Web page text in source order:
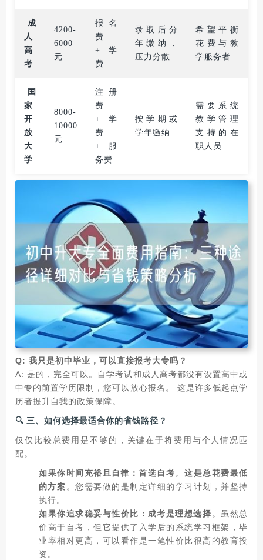
成
人
高
考
4200-
6000
元
报名
费
+学
费
录取后分
年缴纳，
压力分散
希望平衡
花费与教
学服务者
国
家
开
放
大
学
8000-
10000
元
注册
费
+学
费
+服
务费
按学期或
学年缴纳
需要系统
教学管理
支持的在
职人员
Q: 我只是初中毕业，可以直接报考大专吗？
A: 是的，完全可以。自学考试和成人高考都没有设置高中或
中专的前置学历限制，您可以放心报名。 这是许多低起点学
历者提升自我的政策保障。
🔍 三、如何选择最适合你的省钱路径？
仅仅比较总费用是不够的，关键在于将费用与个人情况匹
配。
如果你时间充裕且自律：首选自考‌。‌ 这是总花费最低
的方案‌。您需要做的是制定详细的学习计划，并坚持
执行。
如果你追求稳妥与性价比：成考是理想选择‌。虽然总
价高于自考，但它提供了入学后的系统学习框架，毕
业率相对更高，可以看作是一笔性价比很高的教育投
资。